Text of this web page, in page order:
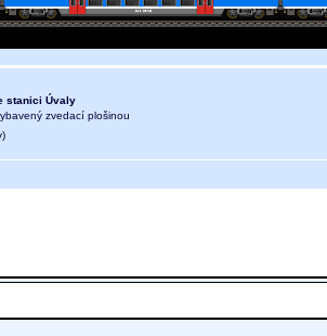
stanici Úvaly
zvedací plošinou